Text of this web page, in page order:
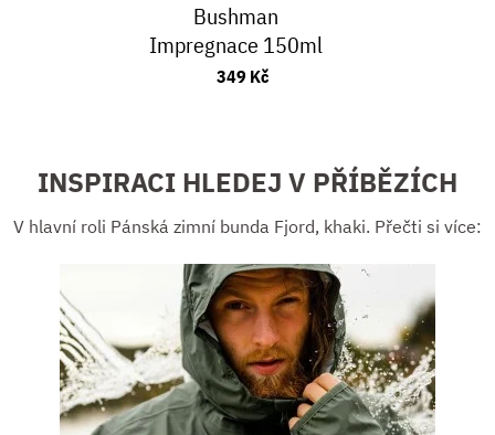
Bushman
Impregnace 150ml
349 Kč
INSPIRACI HLEDEJ V PŘÍBĚZÍCH
V hlavní roli Pánská zimní bunda Fjord, khaki. Přečti si více: